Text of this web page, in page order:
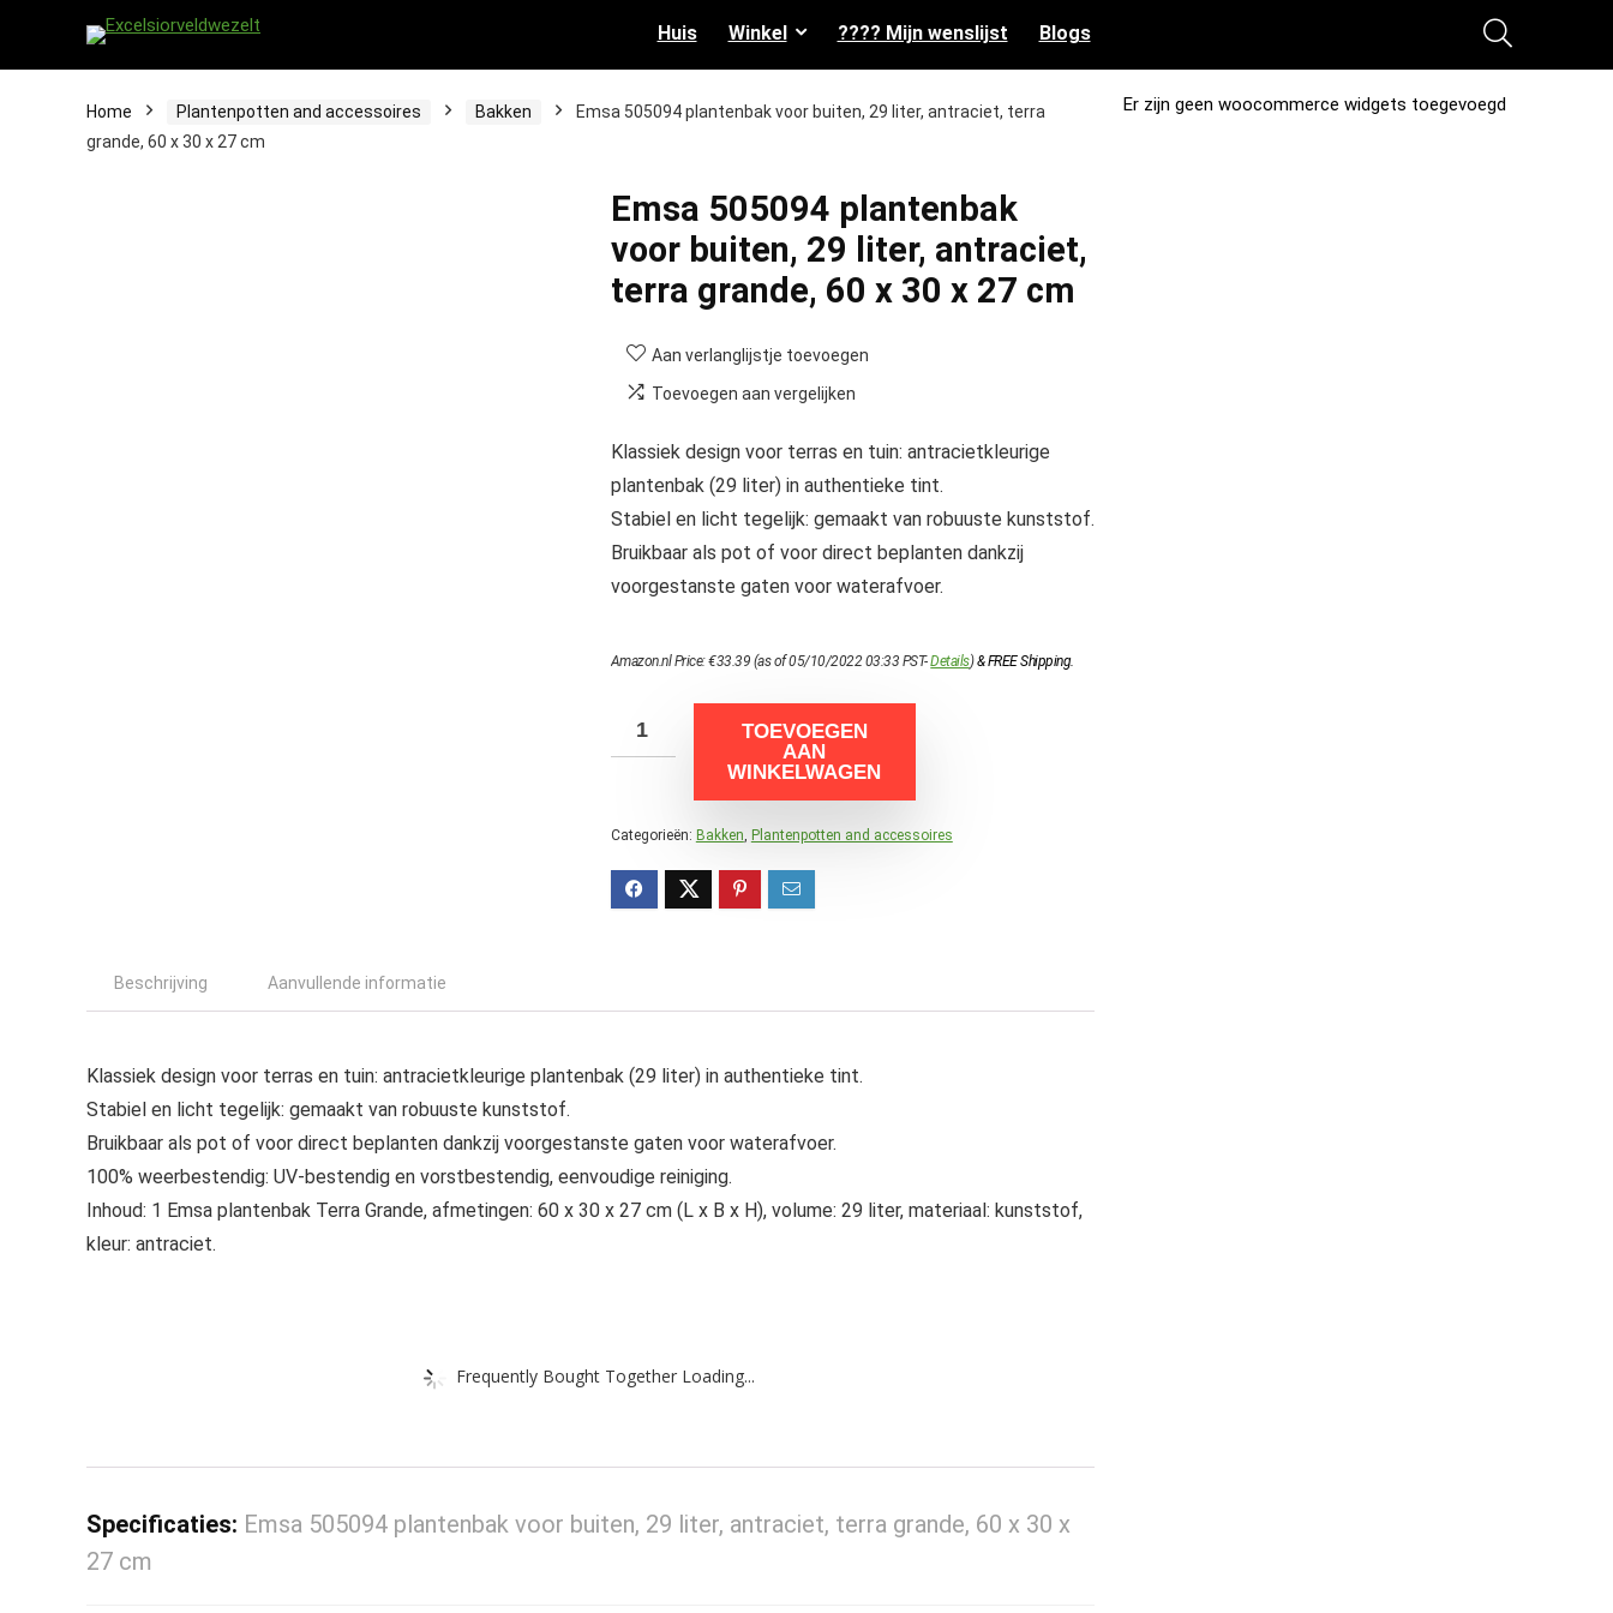
Huis Winkel ???? Mijn wenslijst Blogs
Home Plantenpotten and accessoires Bakken
Emsa 505094 plantenbak voor buiten, 29 liter, antraciet, terra
grande, 60 x 30 x 27 cm
Emsa 505094 plantenbak
voor buiten, 29 liter, antraciet,
terra grande, 60 x 30 x 27 cm
Aan verlanglijstje toevoegen
Toevoegen aan vergelijken
Klassiek design voor terras en tuin: antracietkleurige
plantenbak (29 liter) in authentieke tint.
Stabiel en licht tegelijk: gemaakt van robuuste kunststof.
Bruikbaar als pot of voor direct beplanten dankzij
voorgestanste gaten voor waterafvoer.
Amazon.nl Price:€33.39 (as of 05/10/2022 03:33 PST-Details)&FREE Shipping.
TOEVOEGEN
AAN
WINKELWAGEN
Categorieën: Bakken, Plantenpotten and accessoires
Beschrijving Aanvullende informatie
Klassiek design voor terras en tuin: antracietkleurige plantenbak (29 liter) in authentieke tint.
Stabiel en licht tegelijk: gemaakt van robuuste kunststof.
Bruikbaar als pot of voor direct beplanten dankzij voorgestanste gaten voor waterafvoer.
100% weerbestendig: UV-bestendig en vorstbestendig, eenvoudige reiniging.
Inhoud: 1 Emsa plantenbak Terra Grande, afmetingen: 60 x 30 x 27 cm (L x B x H), volume: 29 liter, materiaal: kunststof,
kleur: antraciet.
Frequently Bought Together Loading...
Specificaties: Emsa 505094 plantenbak voor buiten, 29 liter, antraciet, terra grande, 60 x 30 x
27 cm
Er zijn geen woocommerce widgets toegevoegd